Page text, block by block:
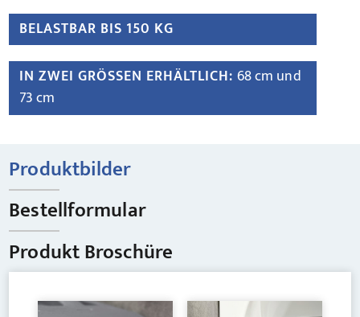
BELASTBAR BIS 150 KG
IN ZWEI GRÖSSEN ERHÄLTLICH: 68 cm und
73 cm
Produktbilder
Bestellformular
Produkt Broschüre